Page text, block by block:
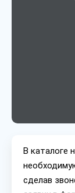
В каталоге
сделав